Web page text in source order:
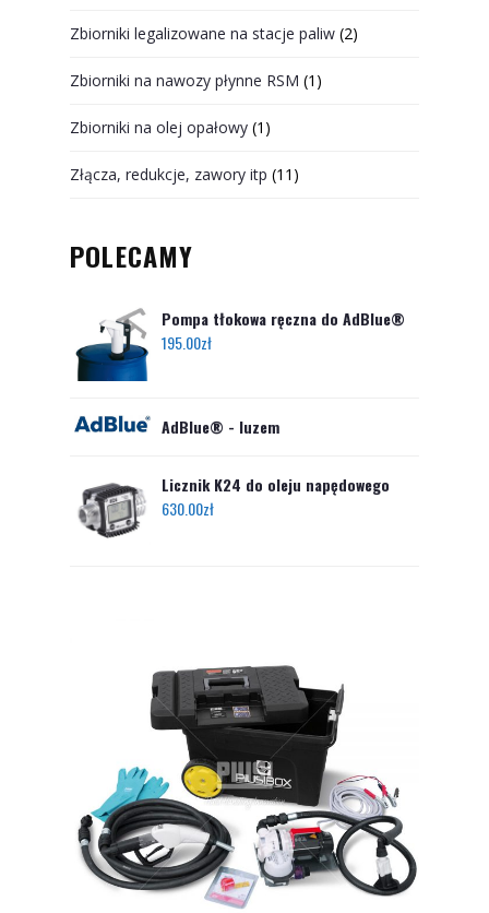
Zbiorniki legalizowane na stacje paliw (2)
Zbiorniki na nawozy płynne RSM (1)
Zbiorniki na olej opałowy (1)
Złącza, redukcje, zawory itp (11)
POLECAMY
Pompa tłokowa ręczna do AdBlue®
195.00zł
AdBlue® - luzem
Licznik K24 do oleju napędowego
630.00zł